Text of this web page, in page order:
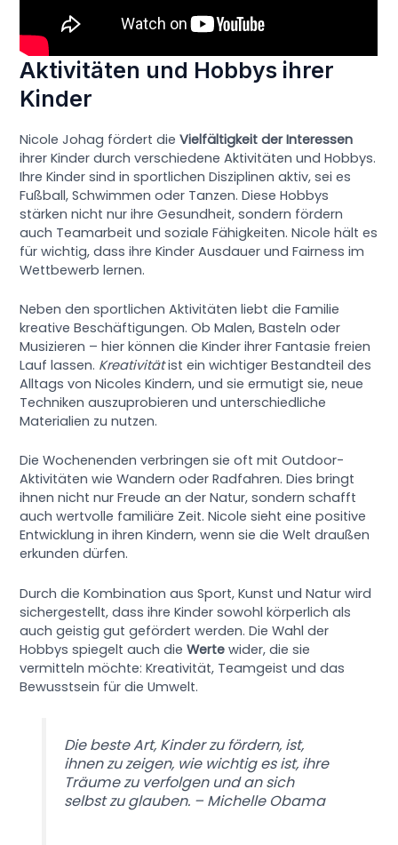
Aktivitäten und Hobbys ihrer
Kinder
Nicole Johag fördert dieVielfältigkeit der Interessen
ihrer Kinder durch verschiedene Aktivitäten und Hobbys.
Ihre Kinder sind in sportlichen Disziplinen aktiv, sei es
Fußball, Schwimmen oder Tanzen. Diese Hobbys
stärken nicht nur ihre Gesundheit, sondern fördern
auch Teamarbeit und soziale Fähigkeiten. Nicole hält es
für wichtig, dass ihre Kinder Ausdauer und Fairness im
Wettbewerb lernen.
Neben den sportlichen Aktivitäten liebt die Familie
kreative Beschäftigungen. Ob Malen, Basteln oder
Musizieren – hier können die Kinder ihrer Fantasie freien
Lauf lassen. Kreativitätist ein wichtiger Bestandteil des
Alltags von Nicoles Kindern, und sie ermutigt sie, neue
Techniken auszuprobieren und unterschiedliche
Materialien zu nutzen.
Die Wochenenden verbringen sie oft mit Outdoor-
Aktivitäten wie Wandern oder Radfahren. Dies bringt
ihnen nicht nur Freude an der Natur, sondern schafft
auch wertvolle familiäre Zeit. Nicole sieht eine positive
Entwicklung in ihren Kindern, wenn sie die Welt draußen
erkunden dürfen.
Durch die Kombination aus Sport, Kunst und Natur wird
sichergestellt, dass ihre Kinder sowohl körperlich als
auch geistig gut gefördert werden. Die Wahl der
Hobbys spiegelt auch dieWerte wider, die sie
vermitteln möchte: Kreativität, Teamgeist und das
Bewusstsein für die Umwelt.
Die beste Art, Kinder zu fördern, ist,
ihnen zu zeigen, wie wichtig es ist, ihre
Träume zu verfolgen und an sich
selbst zu glauben. – Michelle Obama